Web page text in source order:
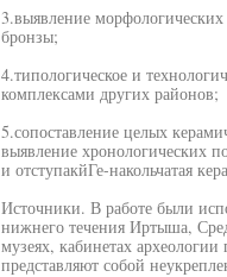
3.выявление
бронзы;
4.типологическое и
комплексами других районов;
5.сопоставление целых
выявление хронологических
и отступакйГе-накольчатая
Источники. В работе были
нижнего течения Иртыша,
музеях, кабинетах
представляют собой